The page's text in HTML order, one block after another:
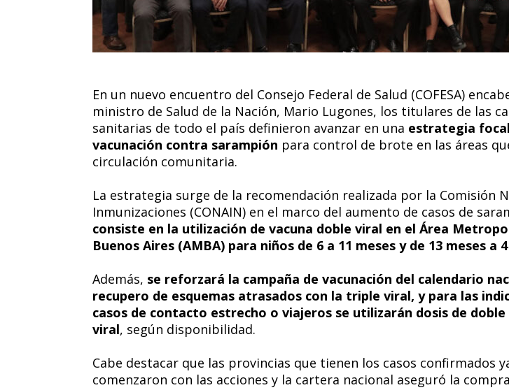
En un nuevo encuentro del Consejo Federal de Salud (COFESA)
ministro de Salud de la Nación, Mario Lugones, los titulares de las
sanitarias de todo el país definieron avanzar en una estrategia
vacunación contra sarampión para control de brote en las áreas
circulación comunitaria.
La estrategia surge de la recomendación realizada por la Comisión
Inmunizaciones (CONAIN) en el marco del aumento de casos de
consiste en la utilización de vacuna doble viral en el Área
Buenos Aires (AMBA) para niños de 6 a 11 meses y de 13 meses a
Además, se reforzará la campaña de vacunación del calendario
recupero de esquemas atrasados con la triple viral, y para las
casos de contacto estrecho o viajeros se utilizarán dosis de
viral, según disponibilidad.
Cabe destacar que las provincias que tienen los casos confirmados
comenzaron con las acciones y la cartera nacional aseguró la